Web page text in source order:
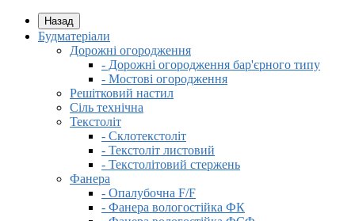
Назад
Будматеріали
Дорожні огородження
- Дорожні огородження бар'єрного типу
- Мостові огородження
Решітковий настил
Сіль технічна
Текстоліт
- Склотекстоліт
- Текстоліт листовий
- Текстолітовий стержень
Фанера
- Опалубочна F/F
- Фанера вологостійка ФК